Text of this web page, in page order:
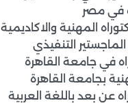
في مصر
المهنية والاكاديمية
الماجستير التنفيذي
في جامعة القاهرة
بجامعة القاهرة
عن بعد باللغة العربية